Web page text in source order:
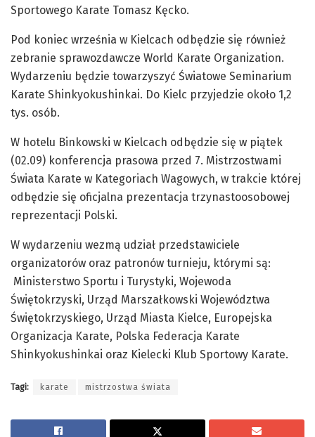
Sportowego Karate Tomasz Kęcko.
Pod koniec września w Kielcach odbędzie się również
zebranie sprawozdawcze World Karate Organization.
Wydarzeniu będzie towarzyszyć Światowe Seminarium
Karate Shinkyokushinkai. Do Kielc przyjedzie około 1,2
tys. osób.
W hotelu Binkowski w Kielcach odbędzie się w piątek
(02.09) konferencja prasowa przed 7. Mistrzostwami
Świata Karate w Kategoriach Wagowych, w trakcie której
odbędzie się oficjalna prezentacja trzynastoosobowej
reprezentacji Polski.
W wydarzeniu wezmą udział przedstawiciele
organizatorów oraz patronów turnieju, którymi są:
Ministerstwo Sportu i Turystyki, Wojewoda
Świętokrzyski, Urząd Marszałkowski Województwa
Świętokrzyskiego, Urząd Miasta Kielce, Europejska
Organizacja Karate, Polska Federacja Karate
Shinkyokushinkai oraz Kielecki Klub Sportowy Karate.
Tagi: karate mistrzostwa świata